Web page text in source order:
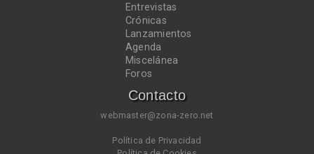
Entrevistas
Crónicas
Lanzamientos
Agenda
Miscelánea
Foros
Contacto
webmaster@zona-zero.net
Política de Privacidad